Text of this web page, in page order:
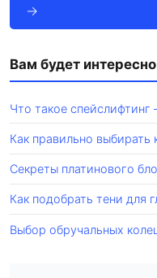
→
Вам будет интересно
Что такое
Как правильно выбирать
Секреты платинового
Как подобрать тени для
Выбор обручальных